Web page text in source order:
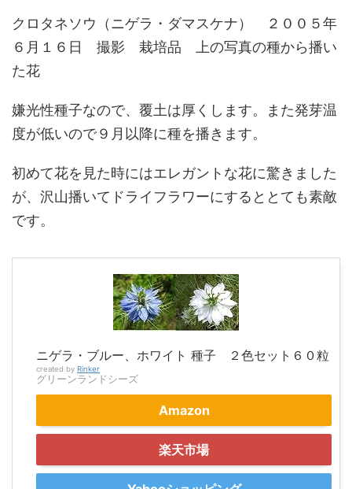
クロタネソウ（ニゲラ・ダマスケナ） ２００５年
６月１６日 撮影 栽培品 上の写真の種から播い
た花
嫌光性種子なので、覆土は厚くします。また発芽温
度が低いので９月以降に種を播きます。
初めて花を見た時にはエレガントな花に驚きました
が、沢山播いてドライフラワーにするととても素敵
です。
ニゲラ・ブルー、ホワイト 種子 ２色セット６０粒
created by Rinker
グリーンランドシーズ
Amazon
楽天市場